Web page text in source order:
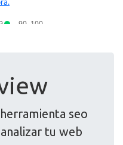
seo
tu web